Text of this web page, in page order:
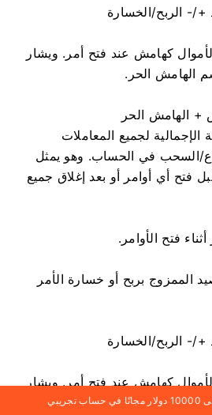
+/- الربح/الخسارة
كهامش عند فتح أمر. ويشار
الهامش الحر.
+ الهامش الحر
الإجمالية لجميع المعاملات
السحب في الحساب. وهو يمثل
فتح أي أوامر أو بعد إغلاق جميع
فتح الأوامر.
الممزوج بربح أو خسارة الأمر
+/- الربح/الخسارة
كهامش عند فتح أمر. ويشار
الهامش الحر.